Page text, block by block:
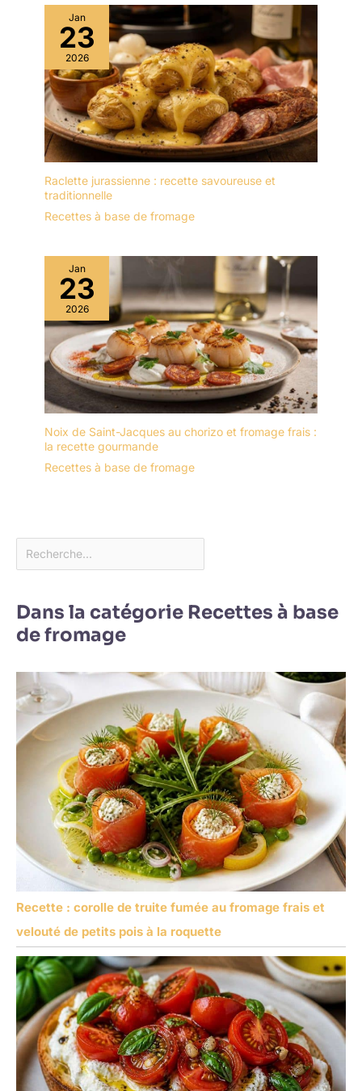
Jan
23
2026
Raclette jurassienne : recette savoureuse et
traditionnelle
Recettes à base de fromage
Jan
23
2026
Noix de Saint-Jacques au chorizo et fromage frais :
la recette gourmande
Recettes à base de fromage
Dans la catégorie Recettes à base
de fromage
Recette : corolle de truite fumée au fromage frais et
velouté de petits pois à la roquette